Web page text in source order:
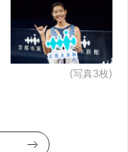
(写真3枚)